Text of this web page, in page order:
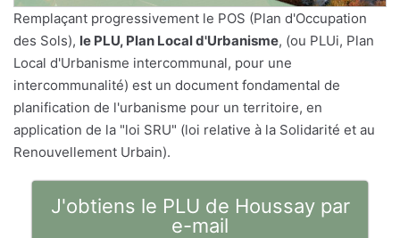
Remplaçant progressivement le POS (Plan d'Occupation
des Sols), le PLU, Plan Local d'Urbanisme, (ou PLUi, Plan
Local d'Urbanisme intercommunal, pour une
intercommunalité) est un document fondamental de
planification de l'urbanisme pour un territoire, en
application de la "loi SRU" (loi relative à la Solidarité et au
Renouvellement Urbain).
J'obtiens le PLU de Houssay par
e-mail